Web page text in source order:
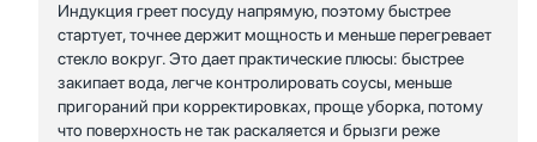
Индукция греет посуду напрямую, поэтому быстрее
стартует, точнее держит мощность и меньше перегревает
стекло вокруг. Это дает практические плюсы: быстрее
закипает вода, легче контролировать соусы, меньше
пригораний при корректировках, проще уборка, потому
что поверхность не так раскаляется и брызги реже